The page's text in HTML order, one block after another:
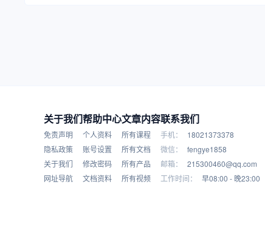
关于我们
免责声明
隐私政策
关于我们
网址导航
帮助中心
个人资料
账号设置
修改密码
文档资料
文章内容
所有课程
所有文档
所有产品
所有视频
联系我们
手机：
18021373378
微信：
fengye1858
邮箱：
215300460@qq.com
工作时间：
早08:00 - 晚23:00